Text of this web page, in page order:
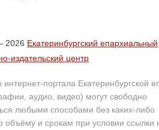
2026 Екатеринбургский епархиальный
издательский центр
портала Екатеринбургской
аудио, видео) могут свободно
любыми способами без каких-либо
объёму и срокам при условии ссылки